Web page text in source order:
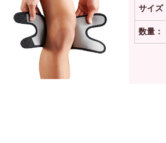
サイズ
数量：